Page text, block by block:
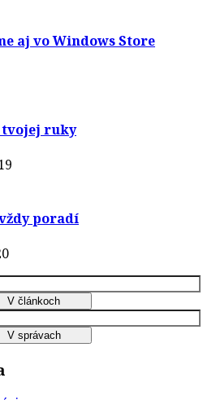
aj vo Windows Store
ruky
poradí